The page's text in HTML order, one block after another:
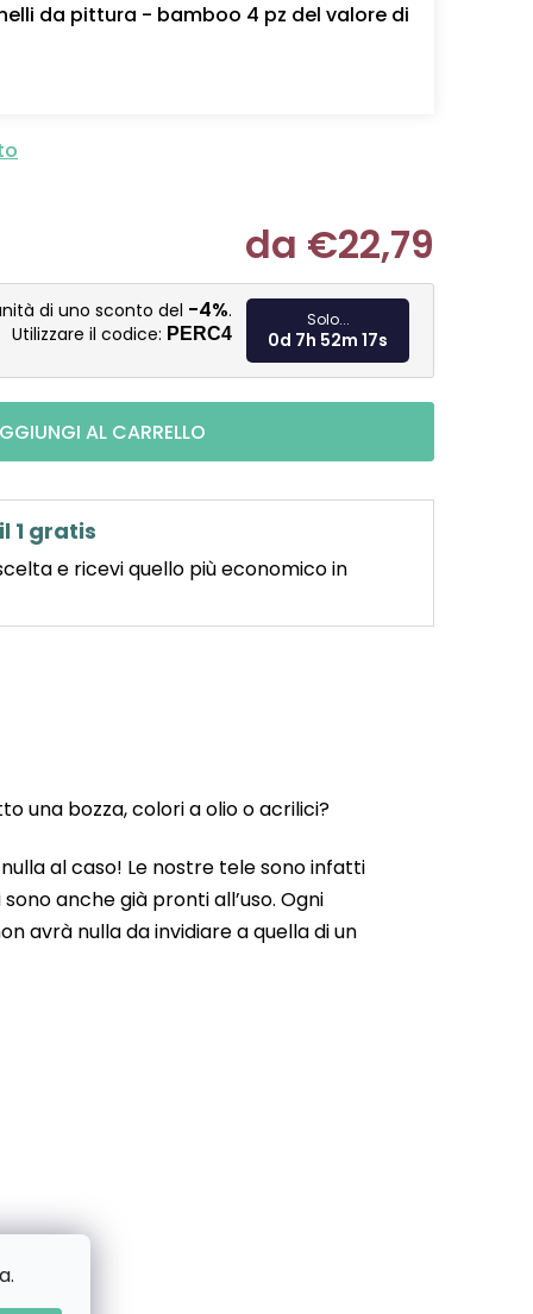
da pittura - bamboo 4 pz del valore di
da €22,79
Misura
di uno sconto del -4%.
Utilizzare il codice: PERC4
Solo...
0d 7h 52m 16s
AL CARRELLO
1 gratis
e ricevi quello più economico in
una bozza, colori a olio o acrilici?
al caso! Le nostre tele sono infatti
anche già pronti all’uso. Ogni
avrà nulla da invidiare a quella di un